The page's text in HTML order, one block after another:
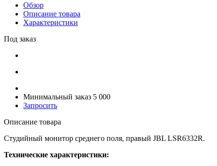
Обзор
Описание товара
Характеристики
Под заказ
Минимальный заказ 5 000
Запросить
Описание товара
Студийный монитор среднего поля, правый JBL LSR6332R.
Технические характеристики: